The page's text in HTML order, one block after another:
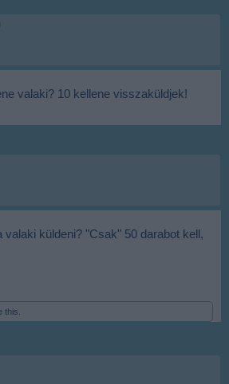
valaki? 10 kellene visszaküldjek!
valaki küldeni? "Csak" 50 darabot kell,
this.